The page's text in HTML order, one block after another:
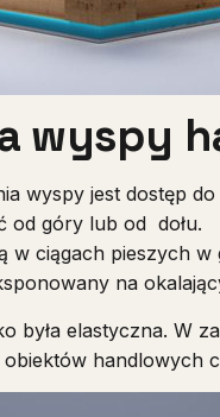
wyspy
wyspy jest dostęp
od góry lub od dołu.
w ciągach pieszych
na
była elastyczna. W
obiektów